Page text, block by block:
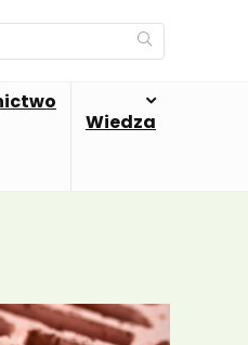
Wiedza